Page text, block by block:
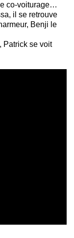
co-voiturage…
il se retrouve
Benji le
Patrick se voit